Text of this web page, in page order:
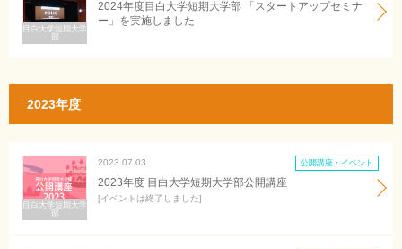
2024年度目白大学短期大学部 「スタートアップセミナ
ー」を実施しました
目白大学短期大学
部
2023年度
2023.07.03 公開講座・イベント
2023年度 目白大学短期大学部公開講座
イベントは終了しました
目白大学短期大学
部